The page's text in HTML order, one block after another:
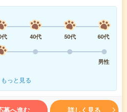
代 40代 50代
60代
男性
もっと見る
募へ進む 詳しく見る